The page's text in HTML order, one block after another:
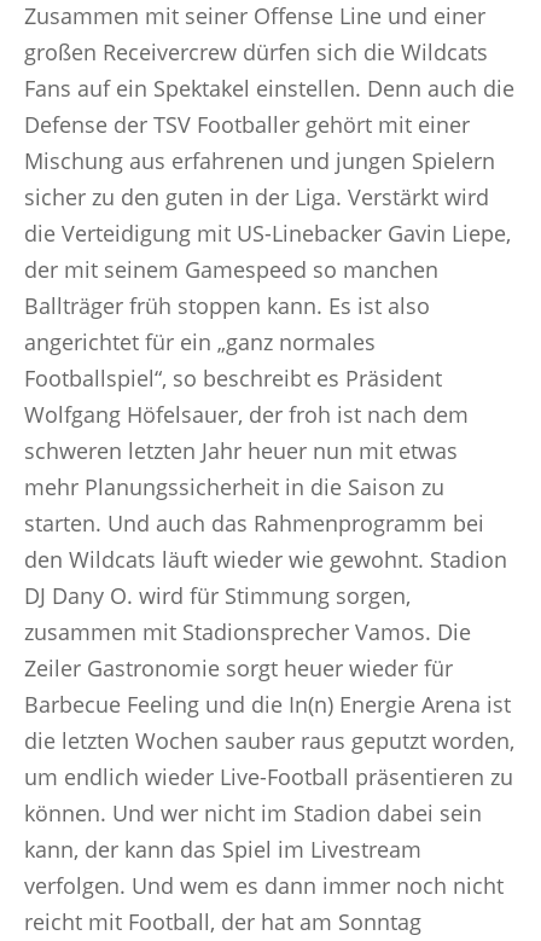
Zusammen mit seiner Offense Line und einer
großen Receivercrew dürfen sich die Wildcats
Fans auf ein Spektakel einstellen. Denn auch die
Defense der TSV Footballer gehört mit einer
Mischung aus erfahrenen und jungen Spielern
sicher zu den guten in der Liga. Verstärkt wird
die Verteidigung mit US-Linebacker Gavin Liepe,
der mit seinem Gamespeed so manchen
Ballträger früh stoppen kann. Es ist also
angerichtet für ein „ganz normales
Footballspiel“, so beschreibt es Präsident
Wolfgang Höfelsauer, der froh ist nach dem
schweren letzten Jahr heuer nun mit etwas
mehr Planungssicherheit in die Saison zu
starten. Und auch das Rahmenprogramm bei
den Wildcats läuft wieder wie gewohnt. Stadion
DJ Dany O. wird für Stimmung sorgen,
zusammen mit Stadionsprecher Vamos. Die
Zeiler Gastronomie sorgt heuer wieder für
Barbecue Feeling und die In(n) Energie Arena ist
die letzten Wochen sauber raus geputzt worden,
um endlich wieder Live-Football präsentieren zu
können. Und wer nicht im Stadion dabei sein
kann, der kann das Spiel im Livestream
verfolgen. Und wem es dann immer noch nicht
reicht mit Football, der hat am Sonntag